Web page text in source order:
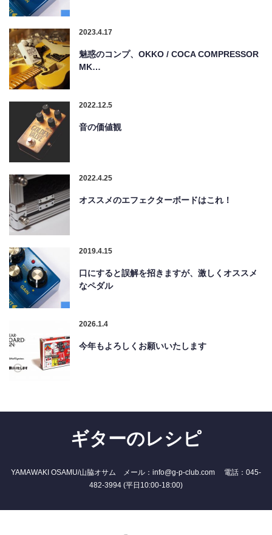
2023.4.17
魅惑のコンプ、OKKO / COCA COMPRESSOR
MK…
2022.12.5
音の価値観
2022.4.25
オススメのエフェクターボードはこれ！
2019.4.15
口にすると誤解を招きますが、激しくオススメ
なペダル
2026.1.4
今年もよろしくお願いいたします
ギターのレシピ
YAMAWAKI OSAMU/山脇オサム メール：info@g-p-club.com 電話：045-
482-3994 (平日10:00-18:00)